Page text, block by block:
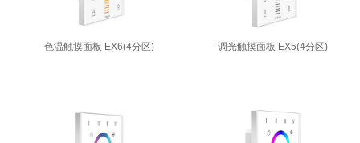
色温触摸面板 EX6(4分区) 调光触摸面板 EX5(4分区)